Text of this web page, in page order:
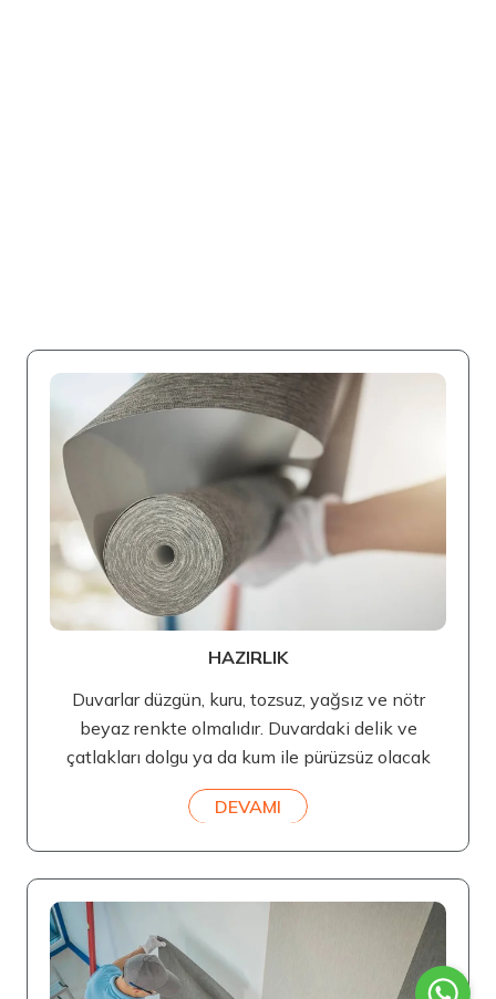
HAZIRLIK
Duvarlar düzgün, kuru, tozsuz, yağsız ve nötr
beyaz renkte olmalıdır. Duvardaki delik ve
çatlakları dolgu ya da kum ile pürüzsüz olacak
DEVAMI